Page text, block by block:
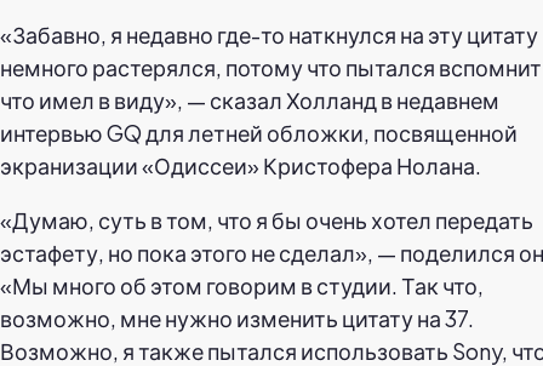
«Забавно, я недавно где-то наткнулся на эту цитату
немного растерялся, потому что пытался
что имел в виду», — сказал Холланд в недавнем
интервью GQ для летней обложки, посвященной
экранизации «Одиссеи» Кристофера Нолана.
«Думаю, суть в том, что я бы очень хотел передать
эстафету, но пока этого не сделал», — поделился
«Мы много об этом говорим в студии. Так что,
возможно, мне нужно изменить цитату на 37.
Возможно, я также пытался использовать Sony,